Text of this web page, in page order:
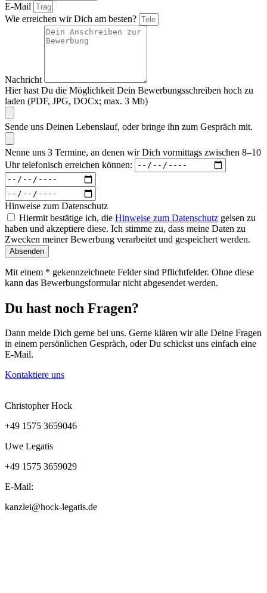
E-Mail
Wie erreichen wir Dich am besten?
Nachricht
Hier hast Du die Möglichkeit Dein Bewerbungsschreiben hoch zu
laden (PDF, JPG, DOCx; max. 3 Mb)
Sende uns Deinen Lebenslauf, oder bringe ihn zum Gespräch mit.
Nenne uns 3 Termine, an denen wir Dich vormittags zwischen 8–10
Uhr telefonisch erreichen können:
Hinweise zum Datenschutz
Hiermit bestätige ich, die Hinweise zum Datenschutz gelsen zu
haben und akzeptiere diese. Ich stimme zu, dass meine Daten zu
Zwecken meiner Bewerbung verarbeitet und gespeichert werden.
Absenden
Mit einem * gekennzeichnete Felder sind Pflichtfelder. Ohne diese
kann das Bewerbungsformular nicht abgesendet werden.
Du hast noch Fragen?
Dann melde Dich gerne bei uns. Gerne klären wir alle Deine Fragen
in einem persönlichen Gespräch, oder Du schickst uns einfach eine
E-Mail.
Kontaktiere uns
Christopher Hock
+49 1575 3659046
Uwe Legatis
+49 1575 3659029
E-Mail:
kanzlei@hock-legatis.de